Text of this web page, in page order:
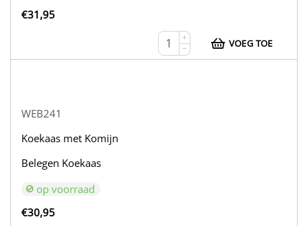
€31,95
+
−
VOEG TOE
WEB241
Koekaas met Komijn
Belegen Koekaas
op voorraad
€30,95